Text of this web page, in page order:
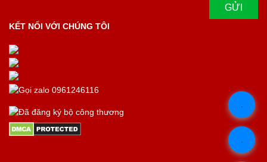
KẾT NỐI VỚI CHÚNG TÔI
.
.